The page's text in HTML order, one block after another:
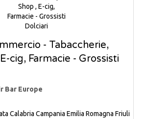
- Tabaccherie,
cig, Farmacie - Grossisti
Bar Europe
Calabria Campania Emilia Romagna Friuli